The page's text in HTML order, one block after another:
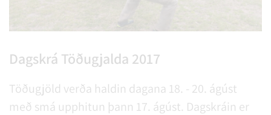
Dagskrá Töðugjalda 2017
Töðugjöld verða haldin dagana 18. - 20. ágúst
með smá upphitun þann 17. ágúst. Dagskráin er